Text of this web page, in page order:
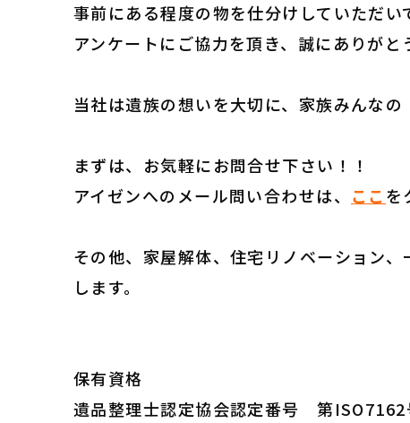
事前にある程度の物を仕分けしていただい
アンケートにご協力を頂き、誠にありがと
当社は遺族の想いを大切に、家族みんなの
まずは、お気軽にお問合せ下さい！！
アイゼンへのメール問い合わせは、 ここを
その他、家屋解体、住宅リノベーション
します。
保有資格
遺品整理士認定協会認定番号 第ISO7162